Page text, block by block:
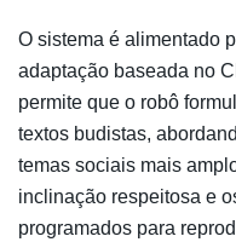
O sistema é alimentado
adaptação baseada no
permite que o robô
textos budistas,
temas sociais mais
inclinação respeitosa e
programados para